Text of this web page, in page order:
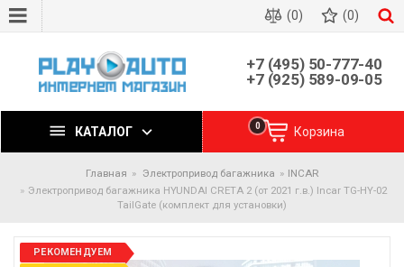
(0) (0)
+7 (495) 50-777-40
+7 (925) 589-09-05
КАТАЛОГ Корзина
0
Главная Электропривод багажника
INCAR
Электропривод багажника HYUNDAI CRETA 2 (от 2021 г.в.) Incar TG-HY-02
TailGate (комплект для установки)
РЕКОМЕНДУЕМ